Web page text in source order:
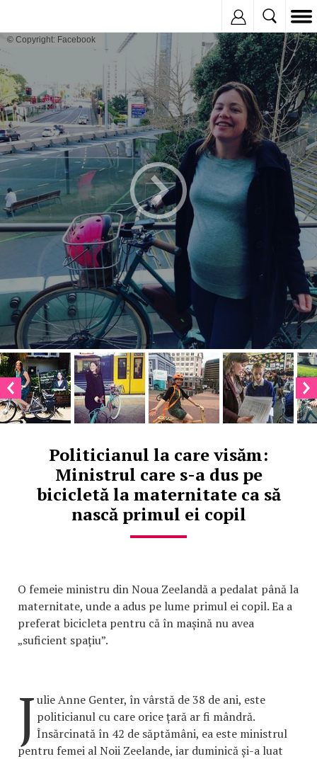
© Copyright: Facebook
Politicianul la care visăm:
Ministrul care s-a dus pe
bicicletă la maternitate ca să
nască primul ei copil
O femeie ministru din Noua Zeelandă a pedalat până la
maternitate, unde a adus pe lume primul ei copil. Ea a
preferat bicicleta pentru că în mașină nu avea
„suficient spațiu”.
Julie Anne Genter, în vârstă de 38 de ani, este
politicianul cu care orice țară ar fi mândră.
Însărcinată în 42 de săptămâni, ea este ministrul
pentru femei al Noii Zeelande, iar duminică și-a luat